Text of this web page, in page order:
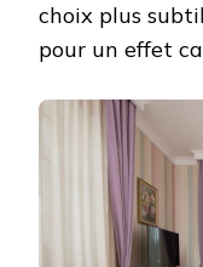
choix plus
pour un effet